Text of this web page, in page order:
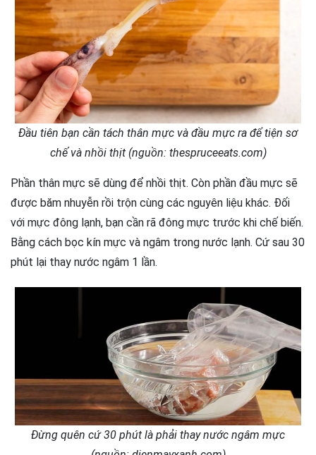
Đầu tiên bạn cần tách thân mực và đầu mực ra để tiện sơ
chế và nhồi thịt (nguồn: thespruceeats.com)
Phần thân mực sẽ dùng để nhồi thịt. Còn phần đầu mực sẽ
được băm nhuyễn rồi trộn cùng các nguyên liệu khác. Đối
với mực đông lạnh, bạn cần rã đông mực trước khi chế biến.
Bằng cách bọc kín mực và ngâm trong nước lạnh. Cứ sau 30
phút lại thay nước ngâm 1 lần.
Đừng quên cứ 30 phút là phải thay nước ngâm mực